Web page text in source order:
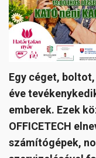
Egy céget,
éve
emberek. Ezek
OFFICETECH
számítógépek,